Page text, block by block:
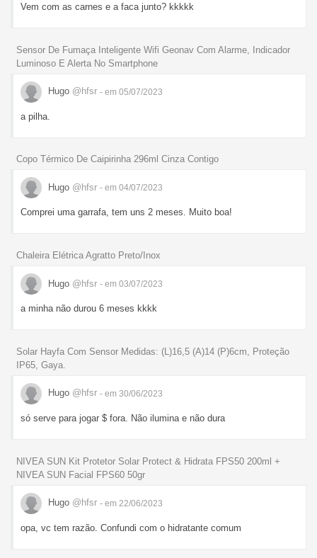
Vem com as carnes e a faca junto? kkkkk
Sensor De Fumaça Inteligente Wifi Geonav Com Alarme, Indicador
Luminoso E Alerta No Smartphone
Hugo @hfsr - em 05/07/2023
a pilha.
Copo Térmico De Caipirinha 296ml Cinza Contigo
Hugo @hfsr - em 04/07/2023
Comprei uma garrafa, tem uns 2 meses. Muito boa!
Chaleira Elétrica Agratto Preto/Inox
Hugo @hfsr - em 03/07/2023
a minha não durou 6 meses kkkk
Solar Hayfa Com Sensor Medidas: (L)16,5 (A)14 (P)6cm, Proteção
IP65, Gaya.
Hugo @hfsr - em 30/06/2023
só serve para jogar $ fora. Não ilumina e não dura
NIVEA SUN Kit Protetor Solar Protect & Hidrata FPS50 200ml +
NIVEA SUN Facial FPS60 50gr
Hugo @hfsr - em 22/06/2023
opa, vc tem razão. Confundi com o hidratante comum